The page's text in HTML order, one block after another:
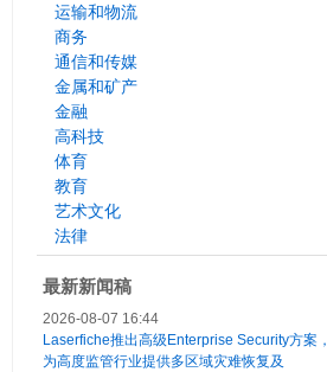
运输和物流
商务
通信和传媒
金属和矿产
金融
高科技
体育
教育
艺术文化
法律
最新新闻稿
2026-08-07 16:44
Laserfiche推出高级Enterprise Security方案，
为高度监管行业提供多区域灾难恢复及